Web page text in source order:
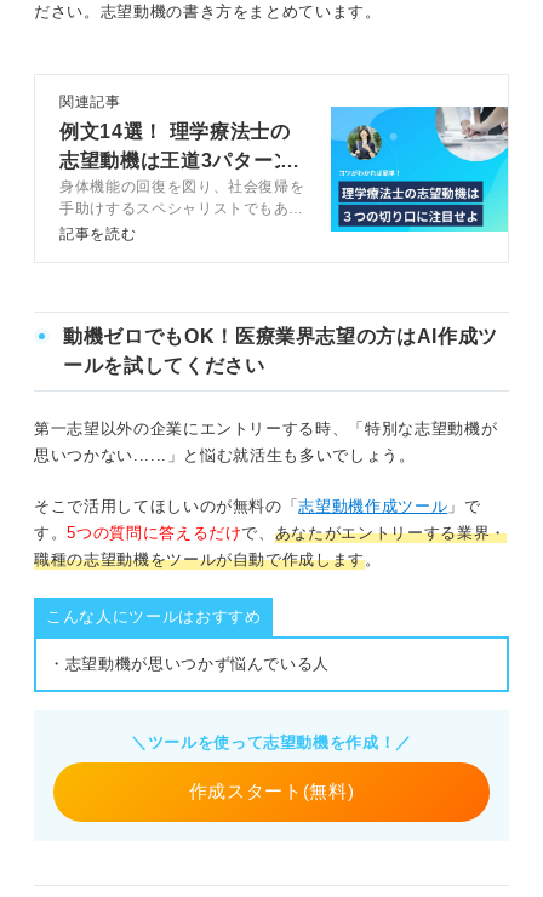
きで解説します。
ださい。志望動機の書き方をまとめています。
関連記事
例文14選！ 理学療法士の
志望動機は王道3パターン
を押さえよう
身体機能の回復を図り、社会復帰を
手助けするスペシャリストでもある
理学療法士。その働き方は多様であ
理学療法士のベストな志望動機の書
き方を解説します。
記事を読む
動機ゼロでもOK！医療業界志望の方はAI作成ツ
ールを試してください
第一志望以外の企業にエントリーする時、「特別な志望動機が
思いつかない......」と悩む就活生も多いでしょう。
そこで活用してほしいのが無料の「志望動機作成ツール 」で
す。5つの質問に答えるだけで、 あなたがエントリーする業界・
職種の志望動機をツールが自動で作成します。
こんな人にツールはおすすめ
・志望動機が思いつかず悩んでいる人
＼ツールを使って志望動機を作成！／
作成スタート(無料)